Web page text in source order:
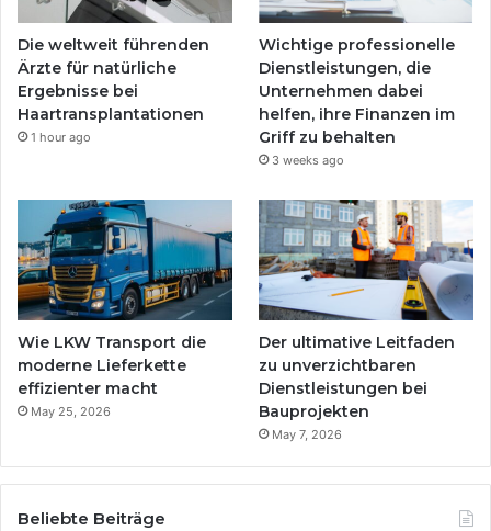
Die weltweit führenden
Ärzte für natürliche
Ergebnisse bei
Haartransplantationen
1 hour ago
Wichtige professionelle
Dienstleistungen, die
Unternehmen dabei
helfen, ihre Finanzen im
Griff zu behalten
3 weeks ago
Wie LKW Transport die
moderne Lieferkette
effizienter macht
May 25, 2026
Der ultimative Leitfaden
zu unverzichtbaren
Dienstleistungen bei
Bauprojekten
May 7, 2026
Beliebte Beiträge